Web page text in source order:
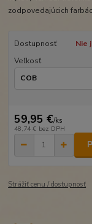
zodpovedajúcich
Dostupnosť
Nie
Veľkosť
59,95 €/ks
48,74 € bez DPH
Strážiť cenu / dostupnosť